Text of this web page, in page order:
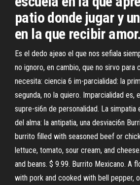
patio donde jugar y
en la que recibir
Es el dedo ajeao el que nos sefiala
no ignoro, en cambio, que no sirvo para
necesita: ciencia 6 im-parcialidad: la
segunda, no la quiero. Imparcialidad es,
supre-si6n de personalidad. La simpatia
del alma: la antipatia, una desviaci6n
burrito filled with seasoned beef or
lettuce, tomato, sour cream, and
and beans. $ 9.99. Burrito Mexicano. A
with pork and cooked with bell pepper,